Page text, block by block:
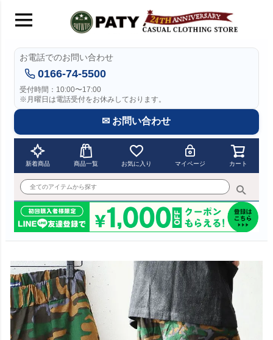
お電話でのお問い合わせ
0166-74-5500
受付時間：10:00〜17:00
※月曜日は電話受付をお休みしております。
✉ お問い合わせ
新着商品 商品一覧 お気に入り マイページ カート